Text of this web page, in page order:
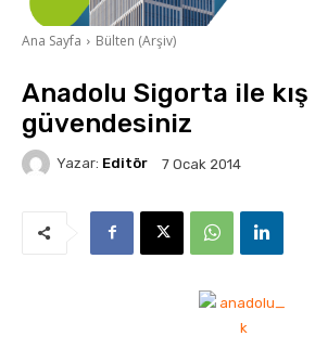
Ana Sayfa Bülten (Arşiv)
Anadolu Sigorta ile
güvendesiniz
Yazar: Editör 7 Ocak 2014